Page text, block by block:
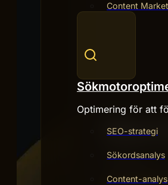
Content
Optimering för att
SEO-strategi
Sökordsanalys
Content-analys